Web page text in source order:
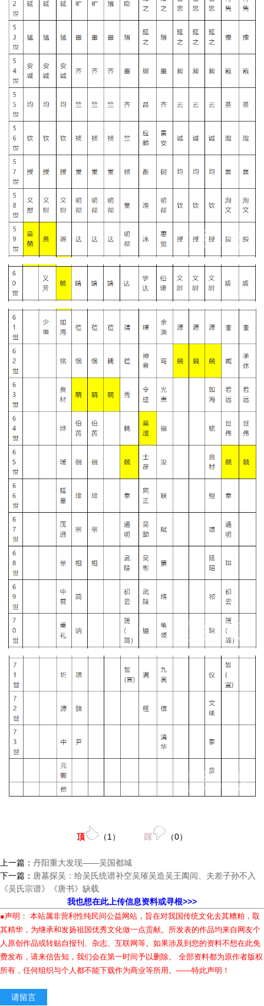
顶 （1） 踩 （0）
上一篇： 丹阳重大发现——吴国都城
下一篇： 唐墓探吴：给吴氏统谱补空吴璀吴造吴王阖闾、夫差子孙不入
《吴氏宗谱》《唐书》缺载
我也想在此上传信息资料或寻根>>>
●声明： 本站属非营利性纯民间公益网站，旨在对我国传统文化去其糟粕，取
其精华，为继承和发扬祖国优秀文化做一点贡献。所发表的作品均来自网友个
人原创作品或转贴自报刊、杂志、互联网等。如果涉及到您的资料不想在此免
费发布，请来信告知，我们会在第一时间予以删除。 全部资料都为原作者版权
所有，任何组织与个人都不能下载作为商业等所用。——特此声明！
请留言